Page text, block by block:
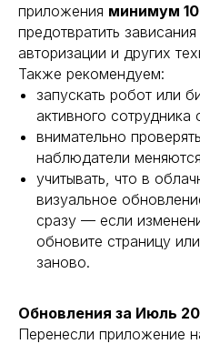
приложения минимум
предотвратить
авторизации и других
Также рекомендуем:
запускать робот или
активного
внимательно
наблюдатели
учитывать, что в
визуальное
сразу — если
обновите страницу
заново.
Обновления за Июль
Перенесли приложение